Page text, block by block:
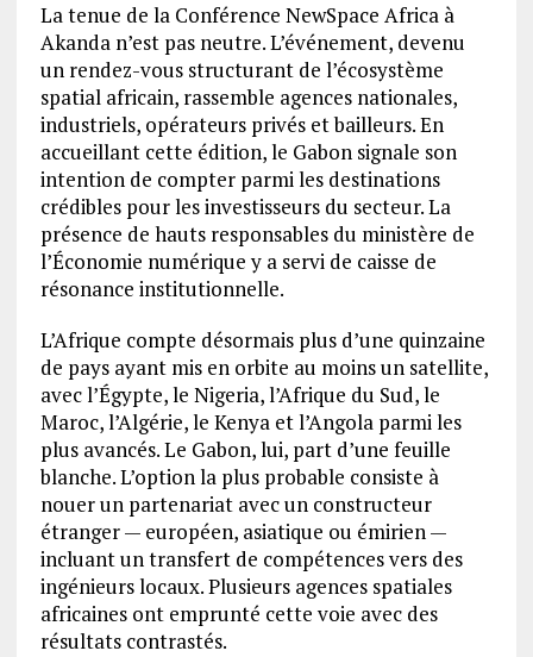
La tenue de la Conférence NewSpace Africa à
Akanda n’est pas neutre. L’événement, devenu
un rendez-vous structurant de l’écosystème
spatial africain, rassemble agences nationales,
industriels, opérateurs privés et bailleurs. En
accueillant cette édition, le Gabon signale son
intention de compter parmi les destinations
crédibles pour les investisseurs du secteur. La
présence de hauts responsables du ministère de
l’Économie numérique y a servi de caisse de
résonance institutionnelle.
L’Afrique compte désormais plus d’une quinzaine
de pays ayant mis en orbite au moins un satellite,
avec l’Égypte, le Nigeria, l’Afrique du Sud, le
Maroc, l’Algérie, le Kenya et l’Angola parmi les
plus avancés. Le Gabon, lui, part d’une feuille
blanche. L’option la plus probable consiste à
nouer un partenariat avec un constructeur
étranger — européen, asiatique ou émirien —
incluant un transfert de compétences vers des
ingénieurs locaux. Plusieurs agences spatiales
africaines ont emprunté cette voie avec des
résultats contrastés.